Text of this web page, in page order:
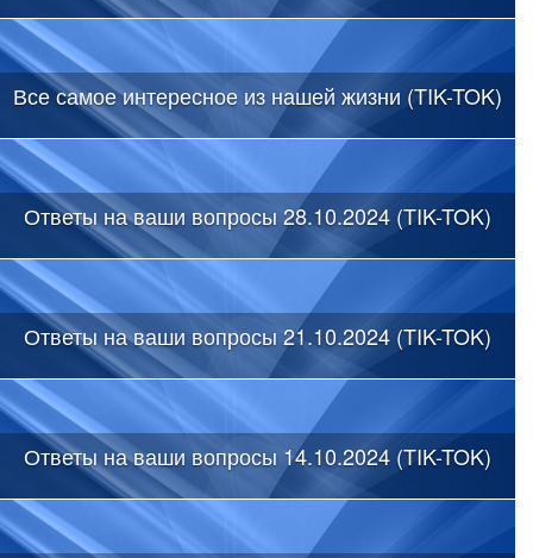
Все самое интересное из нашей жизни (TIK-TOK)
Ответы на ваши вопросы 28.10.2024 (TIK-TOK)
Ответы на ваши вопросы 21.10.2024 (TIK-TOK)
Ответы на ваши вопросы 14.10.2024 (TIK-TOK)